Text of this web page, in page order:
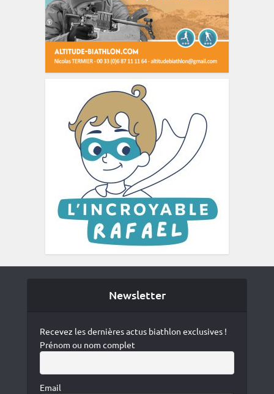
Newsletter
Recevez les dernières actus biathlon exclusives !
Prénom ou nom complet
Email